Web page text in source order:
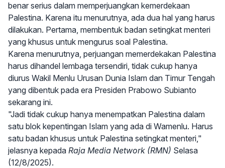
benar serius dalam memperjuangkan kemerdekaan
Palestina. Karena itu menurutnya, ada dua hal yang harus
dilakukan. Pertama, membentuk badan setingkat menteri
yang khusus untuk mengurus soal Palestina.
Karena menurutnya, perjuangan memerdekakan Palestina
harus dihandel lembaga tersendiri, tidak cukup hanya
diurus Wakil Menlu Urusan Dunia Islam dan Timur Tengah
yang dibentuk pada era Presiden Prabowo Subianto
sekarang ini.
"Jadi tidak cukup hanya menempatkan Palestina dalam
satu blok kepentingan Islam yang ada di Wamenlu. Harus
satu badan khusus untuk Palestina setingkat menteri,"
jelasnya kepada Raja Media Network (RMN) Selasa
(12/8/2025).